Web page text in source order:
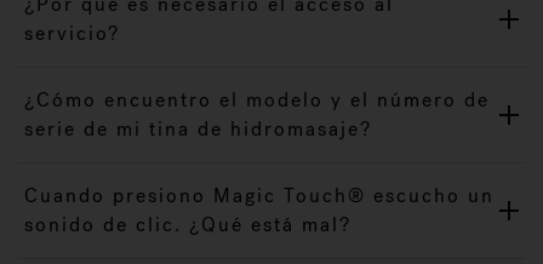
servicio?
¿Cómo encuentro el modelo y el número de
serie de mi tina de hidromasaje?
Cuando presiono Magic Touch® escucho un
sonido de clic. ¿Qué está mal?